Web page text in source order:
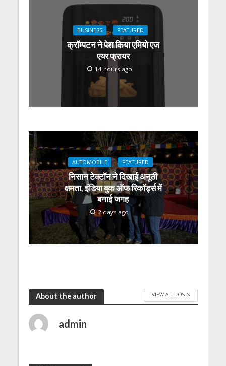
BUSINESS FEATURED
क्रॉम्पटन ने पेश किया एमियो एज
एयर फ्रायर
14 hours ago
AUTOMOBILE FEATURED
निसान टेक्टॉन ने दिखाई अनूठी
क्षमता, इंडिया बुक ऑफ रिकॉर्ड्स में
बनाई जगह
2 days ago
About the author VIEW ALL POSTS
admin